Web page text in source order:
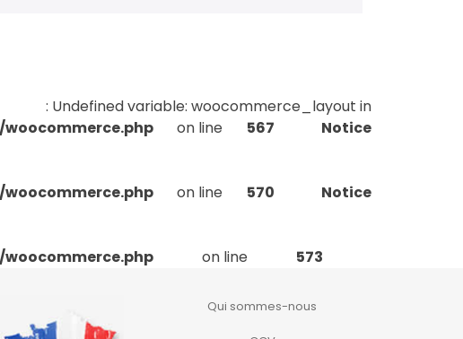
: Undefined variable: woocommerce_layout in
on line 567 Notice
on line 570 Notice
on line 573
Qui sommes-nous